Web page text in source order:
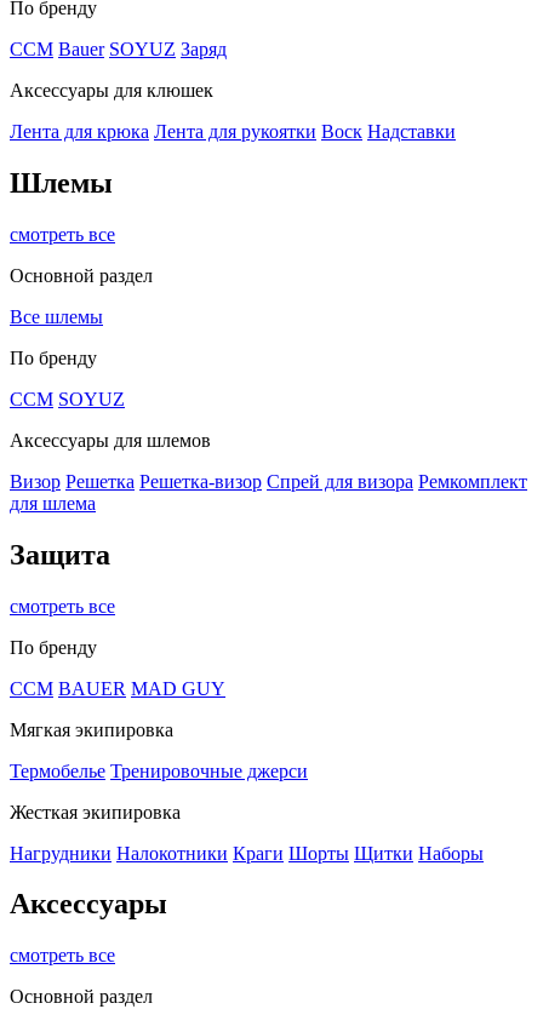
По бренду
CCM Bauer SOYUZ Заряд
Аксессуары для клюшек
Лента для крюка Лента для рукоятки Воск Надставки
Шлемы
смотреть все
Основной раздел
Все шлемы
По бренду
CCM SOYUZ
Аксессуары для шлемов
Визор Решетка Решетка-визор Спрей для визора Ремкомплект
для шлема
Защита
смотреть все
По бренду
CCM BAUER MAD GUY
Мягкая экипировка
Термобелье Тренировочные джерси
Жесткая экипировка
Нагрудники Налокотники Краги Шорты Щитки Наборы
Аксессуары
смотреть все
Основной раздел